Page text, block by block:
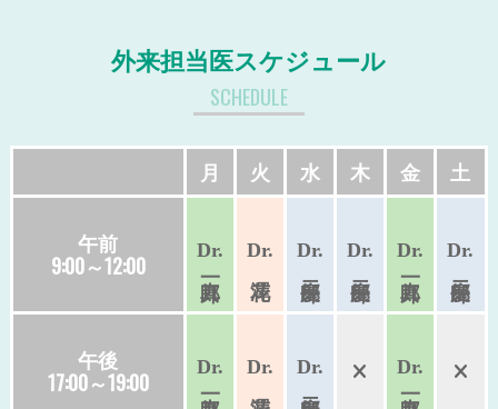
外来担当医スケジュール
SCHEDULE
月 火 水 木 金 土
午前
9:00～12:00
Dr. Dr. Dr. Dr. Dr. Dr.
午後
17:00～19:00
Dr. Dr. Dr. Dr.